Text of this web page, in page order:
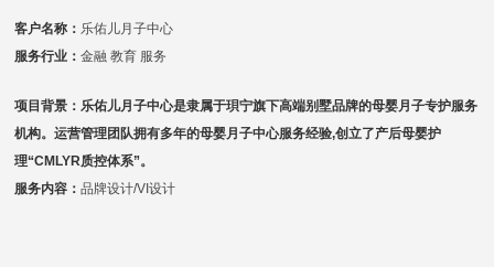
客户名称： 乐佑儿月子中心
服务行业：金融 教育 服务
项目背景：乐佑儿月子中心是隶属于珼宁旗下高端别墅品牌的母婴月子专护服务
机构。运营管理团队拥有多年的母婴月子中心服务经验,创立了产后母婴护
理“CMLYR质控体系”。
服务内容：品牌设计/VI设计